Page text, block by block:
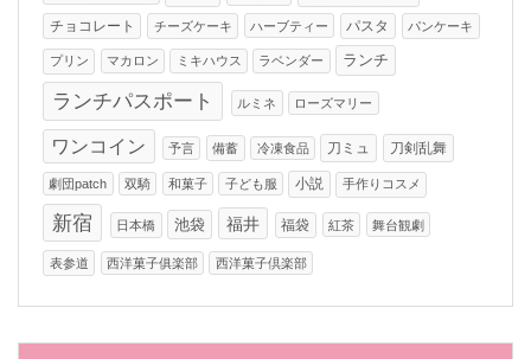
チョコレート
チーズケーキ ハーブティー パスタ パンケーキ
プリン マカロン ミキハウス ラベンダー ランチ
ランチパスポート ルミネ ローズマリー
ワンコイン 予言 備蓄 冷凍食品 刀ミュ 刀剣乱舞
劇団patch 双騎 和菓子 子ども服 小説 手作りコスメ
新宿 日本橋 池袋 福井 福袋 紅茶 舞台観劇
表参道 西洋菓子俱楽部 西洋菓子倶楽部